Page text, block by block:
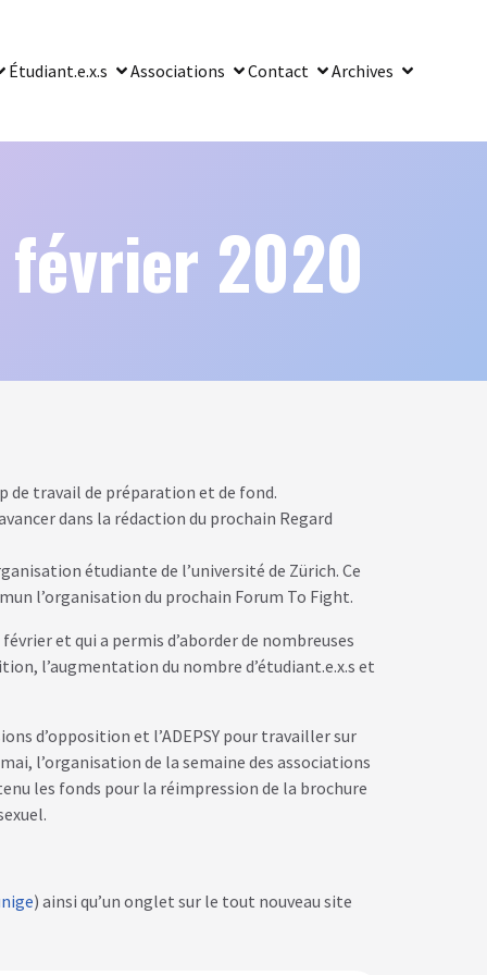
Étudiant.e.x.s Associations Contact Archives
février 2020
de travail de préparation et de fond.
dans la rédaction du prochain Regard
étudiante de l’université de Zürich. Ce
l’organisation du prochain Forum To Fight.
et qui a permis d’aborder de nombreuses
l’augmentation du nombre d’étudiant.e.x.s et
d’opposition et l’ADEPSY pour travailler sur
l’organisation de la semaine des associations
les fonds pour la réimpression de la brochure
) ainsi qu’un onglet sur le tout nouveau site